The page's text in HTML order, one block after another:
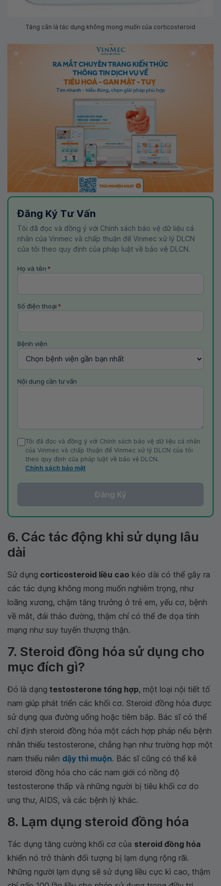
Tăng cân là tác dụng không mong muốn của corticosteroid
Đăng Ký Tư Vấn
Tôi đã đọc và đồng ý với Chính sách bảo vệ dữ liệu cá
nhân của Vinmec và chấp thuận để Vinmec xử lý DLCN
của tôi theo quy định của pháp luật về bảo vệ DLCN.
Họ và tên *
Số điện thoại *
Bệnh viện
Nội dung cần tư vấn
Tôi đã đọc và đồng ý với Chính sách bảo vệ dữ liệu cá nhân
của Vinmec và chấp thuận để Vinmec xử lý DLCN của tôi
theo quy định của pháp luật về bảo vệ DLCN.
Chính sách bảo mật
Đăng Ký
6. Các tác động khi sử dụng lâu
dài
Sử dụng corticosteroid liều cao kéo dài có thể gây ra
các tác dụng không mong muốn nghiêm trọng, như
loãng xương, chậm tăng trưởng ở trẻ em, yếu cơ, bệnh
về mắt, đái tháo đường, thậm chí có thể đe dọa tính
mạng như suy tuyến thượng thận.
7. Steroid đồng hóa sử dụng cho
mục đích gì?
Đó là dạng testosterone tổng hợp, một loại nội tiết tố
nam giúp phát triển các khối cơ. Steroid đồng hóa được
sử dụng qua đường uống hoặc tiêm bắp. Bác sĩ có thể
chỉ định steroid đồng hóa một cách hợp pháp nếu bệnh
nhân thiếu testosterone, chẳng hạn như trường hợp một
nam thiếu niên dậy thì muộn. Bác sĩ cũng có thể kê
steroid đồng hóa cho các nam giới có nồng độ
testosterone thấp và những người bị tiêu khối cơ do
ung thư, AIDS, và các bệnh lý khác.
8. Lạm dụng steroid đồng hóa
Tác dụng tăng cường khối cơ của steroid đồng hóa
khiến nó trở thành đối tượng bị lạm dụng rộng rãi.
Những người lạm dụng sẽ sử dụng liều cực kì cao, thậm